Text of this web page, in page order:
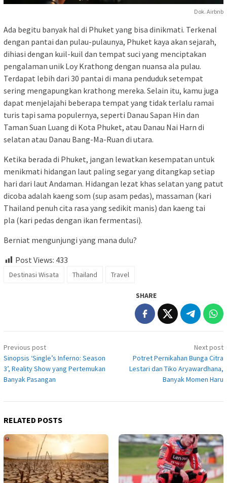
Dok. Airbnb
Ada begitu banyak hal di Phuket yang bisa dinikmati. Terkenal
dengan pantai dan pulau-pulaunya, Phuket kaya akan sejarah,
dihiasi dengan kuil-kuil dan tempat suci yang menciptakan
pengalaman unik Loy Krathong dengan nuansa ala pulau.
Terdapat lebih dari 30 pantai di mana penduduk setempat
sering mengapungkan krathong mereka. Selain itu, kamu juga
dapat menjelajahi beberapa tempat yang tidak terlalu ramai
turis tapi sama populernya, seperti Danau Sapan Hin dan
Taman Suan Luang di Kota Phuket, atau Danau Nai Harn di
selatan atau Danau Bang-Ma-Ruan di utara.
Ketika berada di Phuket, jangan lewatkan kesempatan untuk
menikmati hidangan laut paling segar yang ditangkap setiap
hari dari laut Andaman. Hidangan lezat khas selatan yang patut
dicoba adalah kaeng som (sup asam pedas), massaman (kari
Thailand penuh cita rasa yang sedikit manis) dan kaeng tai
pla (kari pedas dengan ikan fermentasi).
Berniat mengunjungi yang mana dulu?
Post Views: 433
Destinasi Wisata Thailand Travel
SHARE
Post
navigation
Previous post
Sinopsis ‘Single’s Inferno: Season
3’, Reality Show yang Pertemukan
Banyak Pasangan
Next post
Potret Pernikahan Bunga Citra
Lestari dan Tiko Aryawardhana,
Banyak Momen Haru
RELATED POSTS